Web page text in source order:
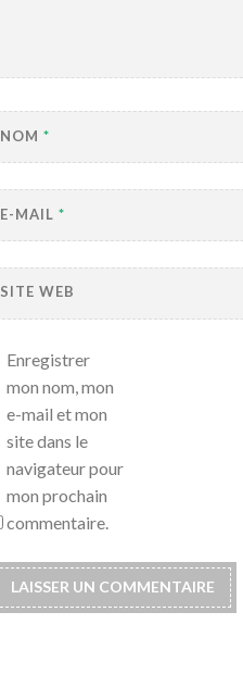
NOM*
E-MAIL*
SITE WEB
Enregistrer
mon nom, mon
e-mail et mon
site dans le
navigateur pour
mon prochain
commentaire.